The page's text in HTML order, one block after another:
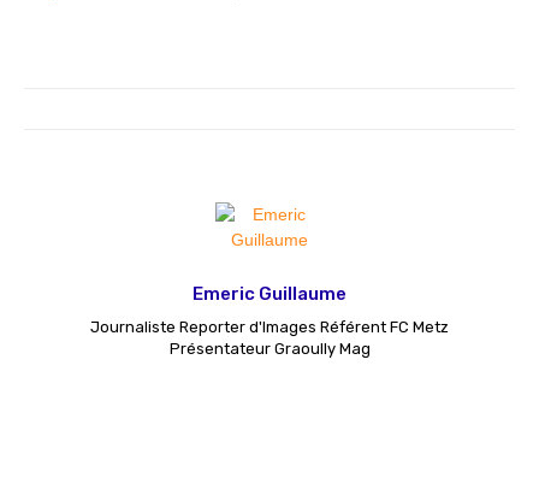
Emeric Guillaume
Journaliste Reporter d'Images Référent FC Metz
Présentateur Graoully Mag